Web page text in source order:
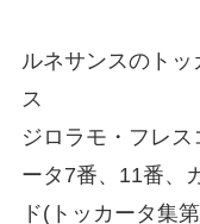
ルネサンスのト
ス
ジロラモ・フレ
ータ7番、11番、
ド(トッカータ集